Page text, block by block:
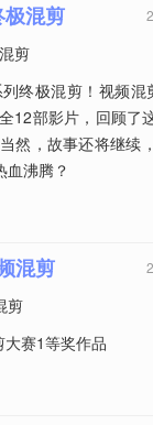
极混剪
列终极混剪！视频
12部影片，回顾了
然，故事还将继续
血沸腾？
混剪
大赛1等奖作品